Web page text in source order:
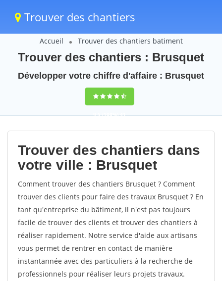
Trouver des chantiers
Accueil Trouver des chantiers batiment
Trouver des chantiers : Brusquet
Développer votre chiffre d'affaire : Brusquet
9,5(100%)41
votes
Trouver des chantiers dans
votre ville : Brusquet
Comment trouver des chantiers Brusquet ? Comment
trouver des clients pour faire des travaux Brusquet ? En
tant qu'entreprise du bâtiment, il n'est pas toujours
facile de trouver des clients et trouver des chantiers à
réaliser rapidement. Notre service d'aide aux artisans
vous permet de rentrer en contact de manière
instantannée avec des particuliers à la recherche de
professionnels pour réaliser leurs projets travaux.